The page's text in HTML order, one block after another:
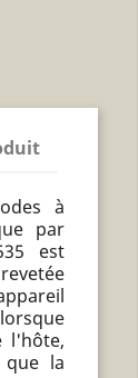
à
par
est
l'hôte,
que la